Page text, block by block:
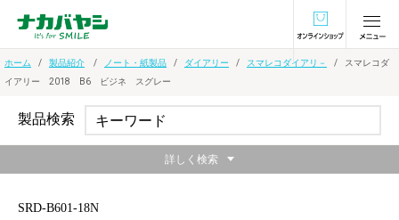
オンラインショ
ホーム 製品紹介 ノート・紙製品 ダイアリー スマレコダイアリ－
スマレコダ
イアリー 2018 B6 ビジネ スグレー
SRD-B601-18N
製品検索
詳しく検索